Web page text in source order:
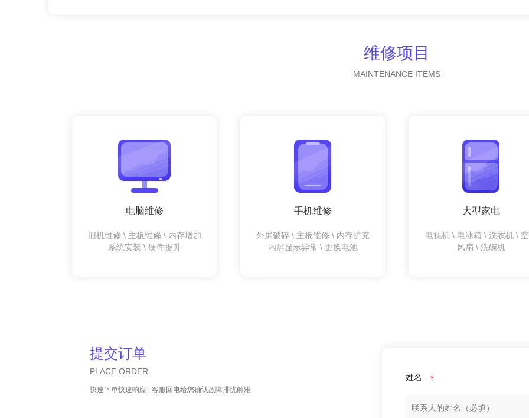
维修项目
MAINTENANCE ITEMS
电脑维修
旧机维修 \ 主板维修 \ 内存增加
系统安装 \ 硬件提升
手机维修
外屏破碎 \ 主板维修 \ 内存扩充
内屏显示异常 \ 更换电池
大型家电
电视机 \ 电冰箱 \ 洗衣机 \
风扇 \ 洗碗机
提交订单
PLACE ORDER
快速下单快速响应 | 客服回电给您确认故障排忧解难
姓名 *